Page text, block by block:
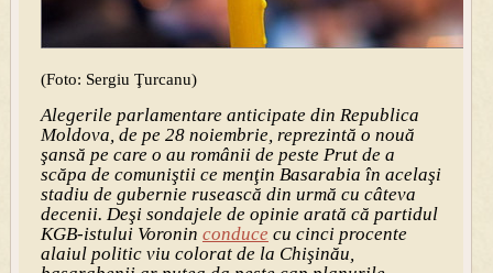
(Foto: Sergiu Ţurcanu)
Alegerile parlamentare anticipate din Republica
Moldova, de pe 28 noiembrie, reprezintă o nouă
şansă pe care o au românii de peste Prut de a
scăpa de comuniştii ce menţin Basarabia în acelaşi
stadiu de gubernie rusească din urmă cu câteva
decenii. Deşi sondajele de opinie arată că partidul
KGB-istului Voronin conduce cu cinci procente
alaiul politic viu colorat de la Chişinău,